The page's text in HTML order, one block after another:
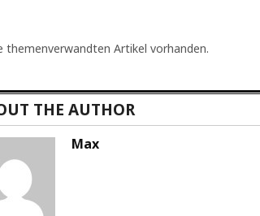
themenverwandten Artikel vorhanden.
THE AUTHOR
Max